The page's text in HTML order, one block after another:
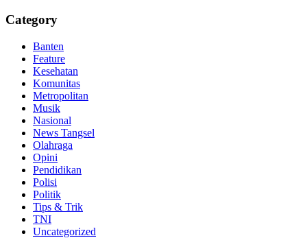
Category
Banten
Feature
Kesehatan
Komunitas
Metropolitan
Musik
Nasional
News Tangsel
Olahraga
Opini
Pendidikan
Polisi
Politik
Tips & Trik
TNI
Uncategorized